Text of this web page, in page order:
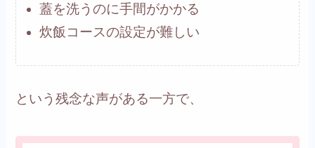
蓋を洗うのに手間がかかる
炊飯コースの設定が難しい
という残念な声がある一方で、